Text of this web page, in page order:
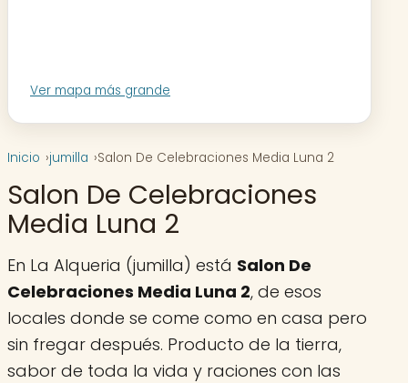
Ver mapa más grande
Inicio jumilla Salon De Celebraciones Media Luna 2
Salon De Celebraciones
Media Luna 2
En La Alqueria (jumilla) está Salon De
Celebraciones Media Luna 2, de esos
locales donde se come como en casa pero
sin fregar después. Producto de la tierra,
sabor de toda la vida y raciones con las